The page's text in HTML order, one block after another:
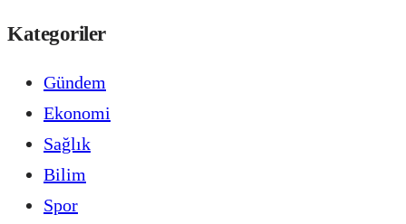
Kategoriler
Gündem
Ekonomi
Sağlık
Bilim
Spor